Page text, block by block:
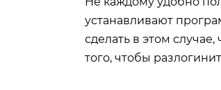
устанавливают
сделать в этом
того, чтобы